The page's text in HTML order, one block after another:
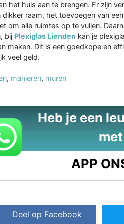
het huis aan te brengen. Er zijn
dikker raam, het toevoegen van
om alle ruimtes op te vullen.
bij Plexiglas Lienden kan je
maken. Dit is een goedkope en
veel geld.
, manieren, muren
Heb je een
APP
Deel op Facebook